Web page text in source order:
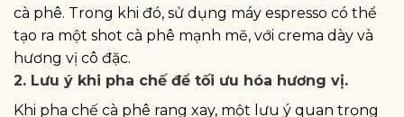
cà phê. Trong khi đó, sử dụng máy espresso có thể
tạo ra một shot cà phê mạnh mẽ, với crema dày và
hương vị cô đặc.
2. Lưu ý khi pha chế để tối ưu hóa hương vị.
Khi pha chế cà phê rang xay, một lưu ý quan trọng